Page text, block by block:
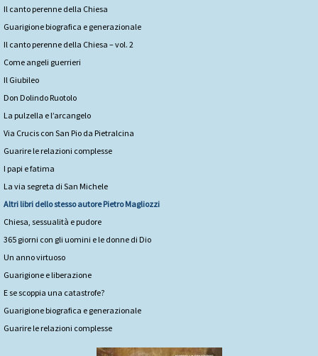
Il canto perenne della Chiesa
Guarigione biografica e generazionale
Il canto perenne della Chiesa – vol. 2
Come angeli guerrieri
Il Giubileo
Don Dolindo Ruotolo
La pulzella e l’arcangelo
Via Crucis con San Pio da Pietralcina
Guarire le relazioni complesse
I papi e fatima
La via segreta di San Michele
Altri libri dello stesso autorePietro Magliozzi
Chiesa, sessualità e pudore
365 giorni con gli uomini e le donne di Dio
Un anno virtuoso
Guarigione e liberazione
E se scoppia una catastrofe?
Guarigione biografica e generazionale
Guarire le relazioni complesse